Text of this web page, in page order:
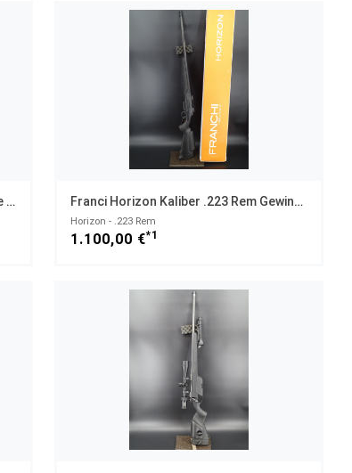
CZ 457 Varmit MRT Match Target Rifle Kaliber .22lr NEUWAFFE Franci Horizon Kaliber .223 Rem Gewinde M14x1 NEUWAFFE
Horizon - .223 Rem
1.100,00 €*1